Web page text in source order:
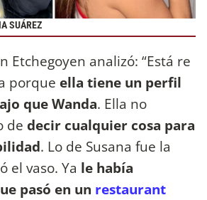
SUÁREZ
Etchegoyen analizó: “Está re
porque ella tiene un perfil
que Wanda. Ella no
de decir cualquier cosa para
. Lo de Susana fue la
el vaso. Ya le había
pasó en un restaurant